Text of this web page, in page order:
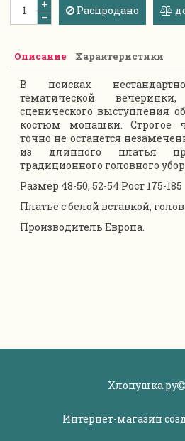
Распродано
Описание Характеристики
В поисках
тематической
сценического выступления
костюм монашки. Строгое
точно не останется
из длинного платья
традиционного головного
Размер 48-50, 52-54 Рост 175-185
Платье с белой вставкой,
Производитель Европа.
Хлопушка.ру
Интернет-магазин